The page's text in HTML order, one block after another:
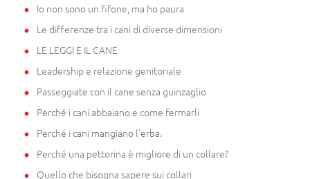
Io non sono un fifone, ma ho paura
Le differenze tra i cani di diverse dimensioni
LE LEGGI E IL CANE
Leadership e relazione genitoriale
Passeggiate con il cane senza guinzaglio
Perché i cani abbaiano e come fermarli
Perché i cani mangiano l'erba.
Perché una pettorina è migliore di un collare?
Quello che bisogna sapere sui collari